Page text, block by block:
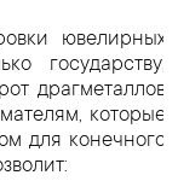
ювелирных
государству,
драгметаллов
которые
для конечного